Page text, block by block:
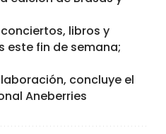
libros y
este fin de semana;
concluye el
Aneberries